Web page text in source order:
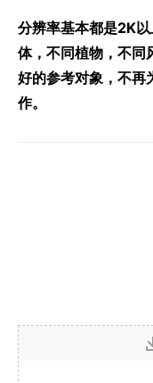
分辨率基本都是2K
体，不同植物，不同
好的参考对象，不再
作。